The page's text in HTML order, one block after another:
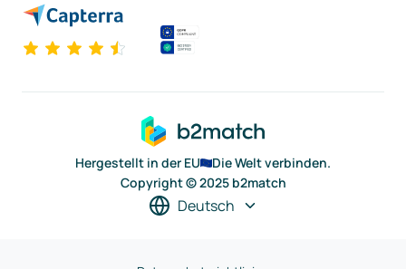
Hergestellt in der EU
Die Welt verbinden.
Copyright © 2025 b2match
Deutsch